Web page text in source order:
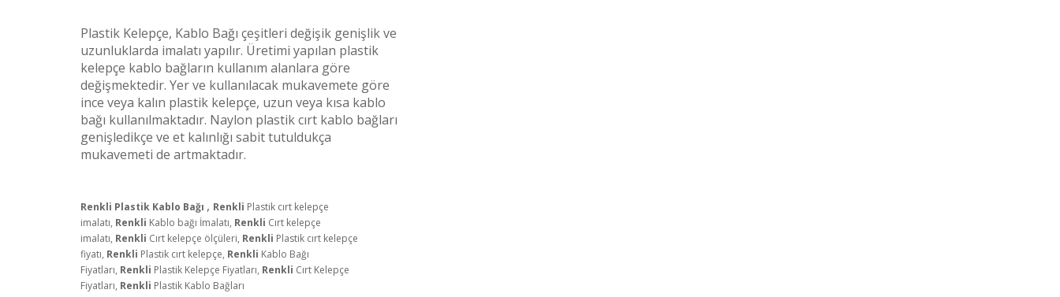
Plastik Kelepçe, Kablo Bağı çeşitleri değişik genişlik ve
uzunluklarda imalatı yapılır. Üretimi yapılan plastik
kelepçe kablo bağların kullanım alanlara göre
değişmektedir. Yer ve kullanılacak mukavemete göre
ince veya kalın plastik kelepçe, uzun veya kısa kablo
bağı kullanılmaktadır. Naylon plastik cırt kablo bağları
genişledikçe ve et kalınlığı sabit tutuldukça
mukavemeti de artmaktadır.
Renkli Plastik Kablo Bağı , Renkli Plastik cırt kelepçe
imalatı, Renkli Kablo bağı İmalatı, Renkli Cırt kelepçe
imalatı, Renkli Cırt kelepçe ölçüleri, Renkli Plastik cırt kelepçe
fiyatı, Renkli Plastik cırt kelepçe, Renkli Kablo Bağı
Fiyatları, Renkli Plastik Kelepçe Fiyatları, Renkli Cırt Kelepçe
Fiyatları, Renkli Plastik Kablo Bağları